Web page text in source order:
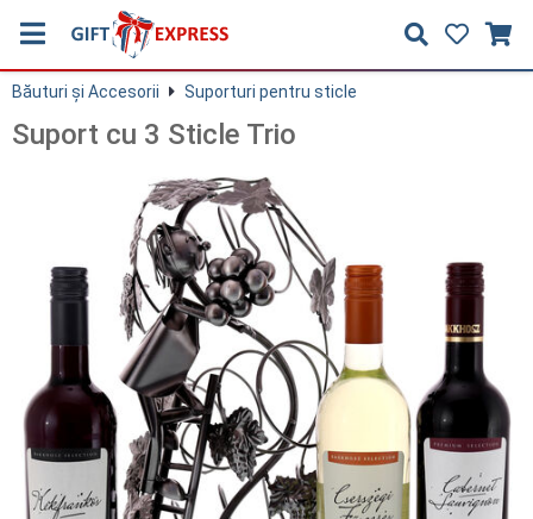
Băuturi și Accesorii Suporturi pentru sticle
Suport cu 3 Sticle Trio